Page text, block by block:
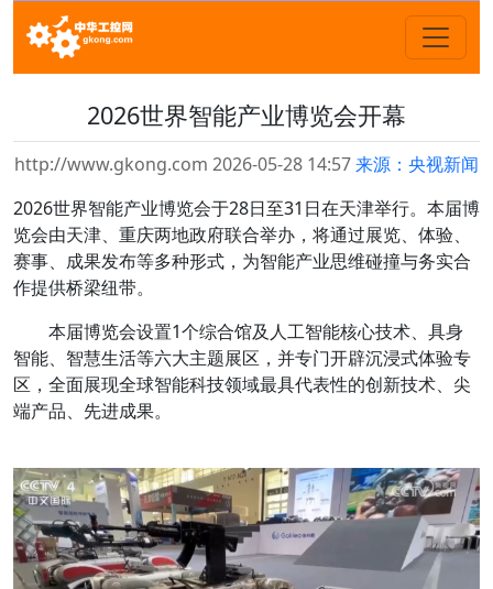
2026世界智能产业博览会开幕
http://www.gkong.com 2026-05-28 14:57来源：央视新闻
2026世界智能产业博览会于28日至31日在天津举行。本届博
览会由天津、重庆两地政府联合举办，将通过展览、体验、
赛事、成果发布等多种形式，为智能产业思维碰撞与务实合
作提供桥梁纽带。
本届博览会设置1个综合馆及人工智能核心技术、具身
智能、智慧生活等六大主题展区，并专门开辟沉浸式体验专
区，全面展现全球智能科技领域最具代表性的创新技术、尖
端产品、先进成果。